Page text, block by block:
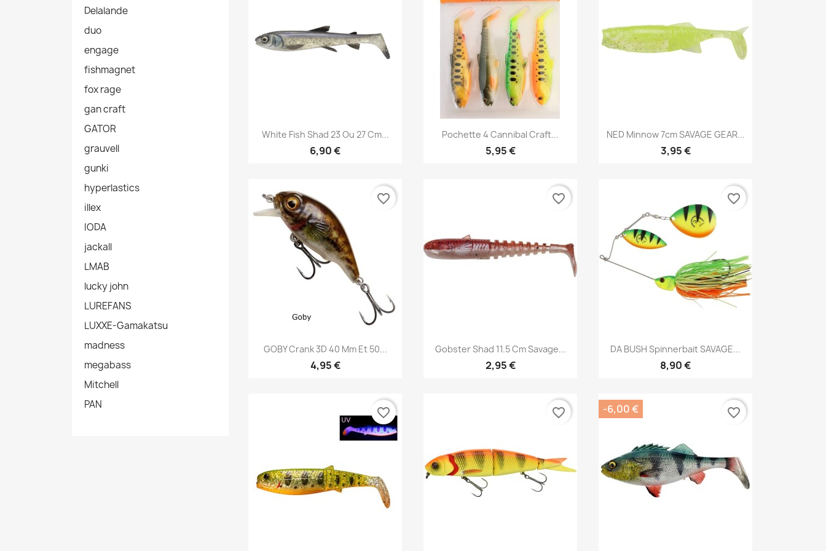
Delalande
duo
engage
fishmagnet
fox rage
gan craft
GATOR
grauvell
gunki
hyperlastics
illex
IODA
jackall
LMAB
lucky john
LUREFANS
LUXXE-Gamakatsu
madness
megabass
Mitchell
PAN
Aperçu rapide
White Fish Shad 23 Ou 27 Cm...
6,90 €
Aperçu rapide
Pochette 4 Cannibal Craft...
5,95 €
Aperçu rapide
NED Minnow 7cm SAVAGE GEAR...
3,95 €
Aperçu rapide
GOBY Crank 3D 40 Mm Et 50...
4,95 €
favorite_border
Aperçu rapide
Gobster Shad 11.5 Cm Savage...
2,95 €
favorite_border
 Aperçu rapide
DA BUSH Spinnerbait SAVAGE...
8,90 €
favorite_border
favorite_border favorite_border -6,00 € favorite_border